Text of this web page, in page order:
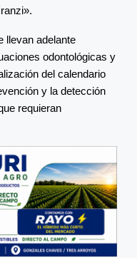
llevan adelante
odontológicas y
del calendario
y la detección
requieran